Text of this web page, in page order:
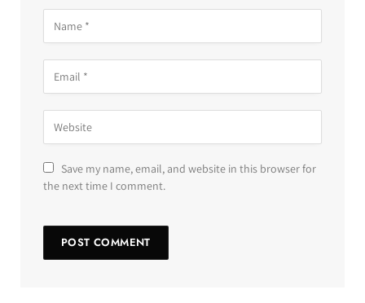
Save my name, email, and website in this browser for
the next time I comment.